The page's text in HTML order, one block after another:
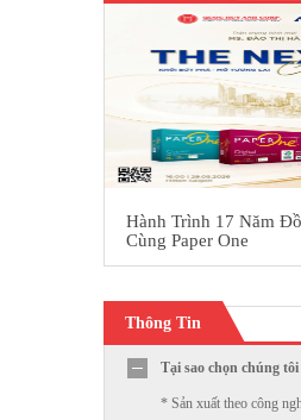
Hành Trình 17 Năm
Cùng Paper One
Thông Tin
Tại sao chọn chúng tôi
* Sản xuất theo công